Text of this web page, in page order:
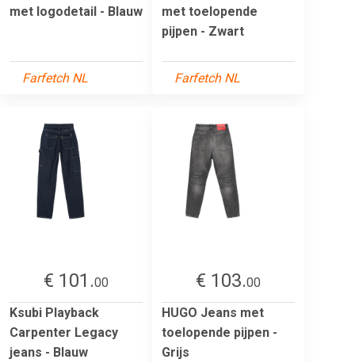
met logodetail - Blauw
Farfetch NL
met toelopende
pijpen - Zwart
Farfetch NL
€ 101.00
Ksubi Playback
Carpenter Legacy
jeans - Blauw
€ 103.00
HUGO Jeans met
toelopende pijpen -
Grijs